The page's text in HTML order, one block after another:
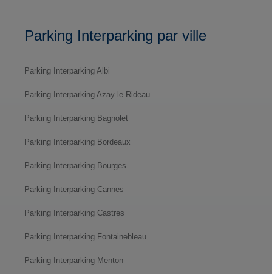
Parking Interparking par ville
Parking Interparking Albi
Parking Interparking Azay le Rideau
Parking Interparking Bagnolet
Parking Interparking Bordeaux
Parking Interparking Bourges
Parking Interparking Cannes
Parking Interparking Castres
Parking Interparking Fontainebleau
Parking Interparking Menton